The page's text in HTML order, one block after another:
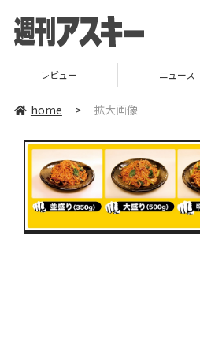
レビュー ニュース
home > 拡大画像